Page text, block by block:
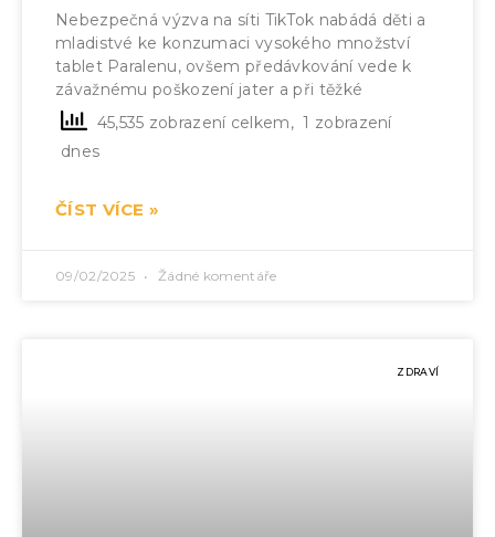
Nebezpečná výzva na síti TikTok nabádá děti a
mladistvé ke konzumaci vysokého množství
tablet Paralenu, ovšem předávkování vede k
závažnému poškození jater a při těžké
45,535 zobrazení celkem, 1 zobrazení
dnes
ČÍST VÍCE »
09/02/2025 Žádné komentáře
ZDRAVÍ